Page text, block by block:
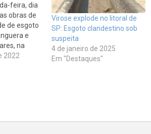
feira, dia
obras de
de esgoto
e
na
São
2022
Virose explode no litoral de
SP: Esgoto clandestino sob
suspeita
4 de janeiro de 2025
Em "Destaques"